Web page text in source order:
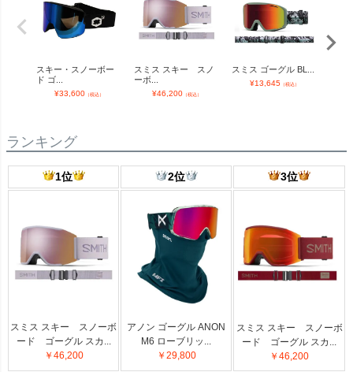
スキー・スノーボー
ド ゴ...
¥33,600（税込）
スミス スキー スノ
ーボ...
¥46,200（税込）
スミス ゴーグル BL...
¥13,645（税込）
ランキング
1位 2位 3位
スミス スキー スノーボ
ード ゴーグル スカ...
￥46,200
アノン ゴーグル ANON
M6 ローブリッ...
￥29,800
スミス スキー スノーボ
ード ゴーグル スカ...
￥46,200